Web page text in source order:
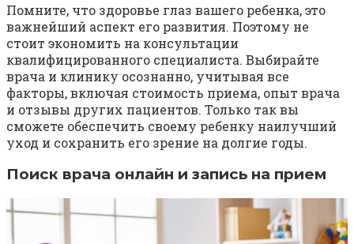
Помните, что здоровье глаз вашего ребенка, это
важнейший аспект его развития. Поэтому не
стоит экономить на консультации
квалифицированного специалиста. Выбирайте
врача и клинику осознанно, учитывая все
факторы, включая стоимость приема, опыт врача
и отзывы других пациентов. Только так вы
сможете обеспечить своему ребенку наилучший
уход и сохранить его зрение на долгие годы.
Поиск врача онлайн и запись на прием